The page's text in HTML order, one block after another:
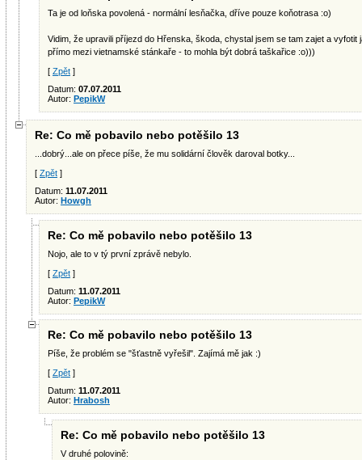
Ta je od loňska povolená - normální lesňačka, dříve pouze koňotrasa :o)
Vidim, že upravili příjezd do Hřenska, škoda, chystal jsem se tam zajet a
přímo mezi vietnamské stánkaře - to mohla být dobrá taškařice :o)))
[ Zpět ]
Datum: 07.07.2011
Autor: PepikW
Re: Co mě pobavilo nebo potěšilo 13
...dobrý...ale on přece píše, že mu solidární člověk daroval botky...
[ Zpět ]
Datum: 11.07.2011
Autor: Howgh
Re: Co mě pobavilo nebo potěšilo 13
Nojo, ale to v tý první zprávě nebylo.
[ Zpět ]
Datum: 11.07.2011
Autor: PepikW
Re: Co mě pobavilo nebo potěšilo 13
Píše, že problém se "šťastně vyřešil". Zajímá mě jak :)
[ Zpět ]
Datum: 11.07.2011
Autor: Hrabosh
Re: Co mě pobavilo nebo potěšilo 13
V druhé polovině: